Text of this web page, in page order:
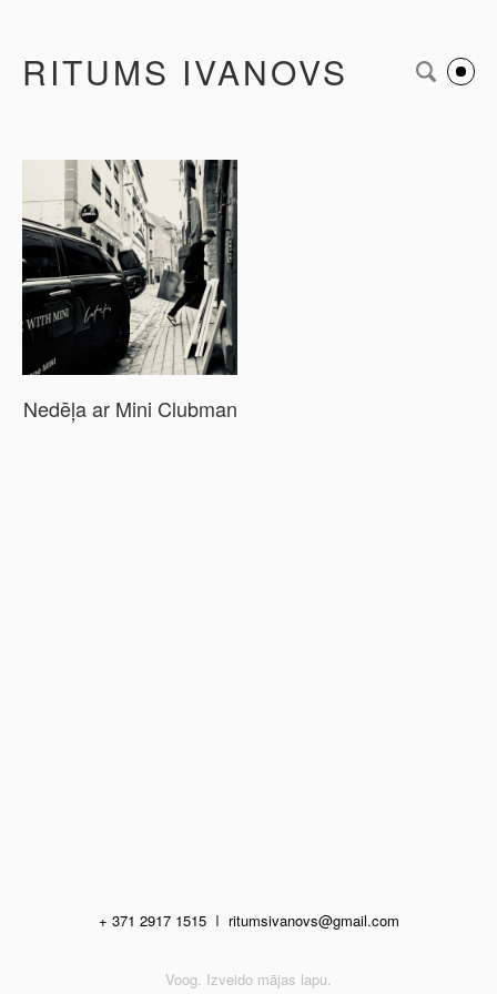
RITUMS IVANOVS
Nedēļa ar Mini Clubman
+ 371 2917 1515I ritumsivanovs@gmail.com
Voog. Izveido mājas lapu.